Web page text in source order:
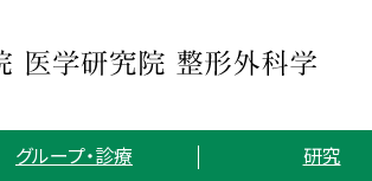
グループ・診療 研究